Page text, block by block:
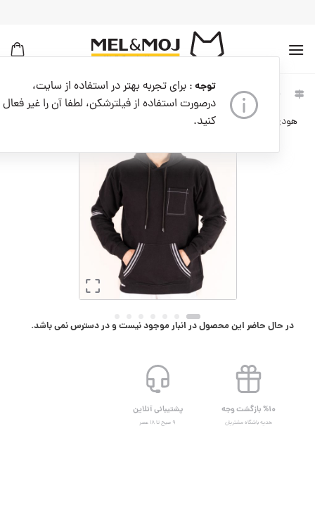
توجه : برای تجربه بهتر در استفاده از سایت،
درصورت استفاده از فیلترشکن، لطفا آن را غیر فعال
کنید.
بروید
مردانه لباس
مردانه
سویشرت و هودی
مردانه
هودی مردانه کد M07317-001
در حال حاضر این محصول در انبار موجود نیست و در دسترس نمی باشد.
%۱۰ بازگشت وجه
هدیه باشگاه مشتریان
پشتیبانی آنلاین
۹ صبح تا ۱۸ عصر